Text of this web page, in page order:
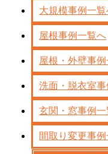
大規模事例一覧
屋根事例一覧へ
屋根・外壁事
洗面・脱衣室
玄関・窓事例
間取り変更事